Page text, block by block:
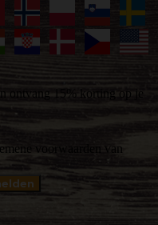
ontvang 15% korting op je
voorwaarden van